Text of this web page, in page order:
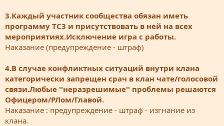
3.Каждый участник сообщества обязан иметь
программу ТС3 и присутствовать в ней на всех
мероприятиях.Исключение игра с работы.
Наказание (предупреждение - штраф)
4.В случае конфликтных ситуаций внутри клана
категорически запрещен срач в клан чате/голосовой
связи.Любые ''неразрешимые'' проблемы решаются
Офицером/РЛом/Главой.
Наказание : предупреждение - штраф - изгнание из
клана.